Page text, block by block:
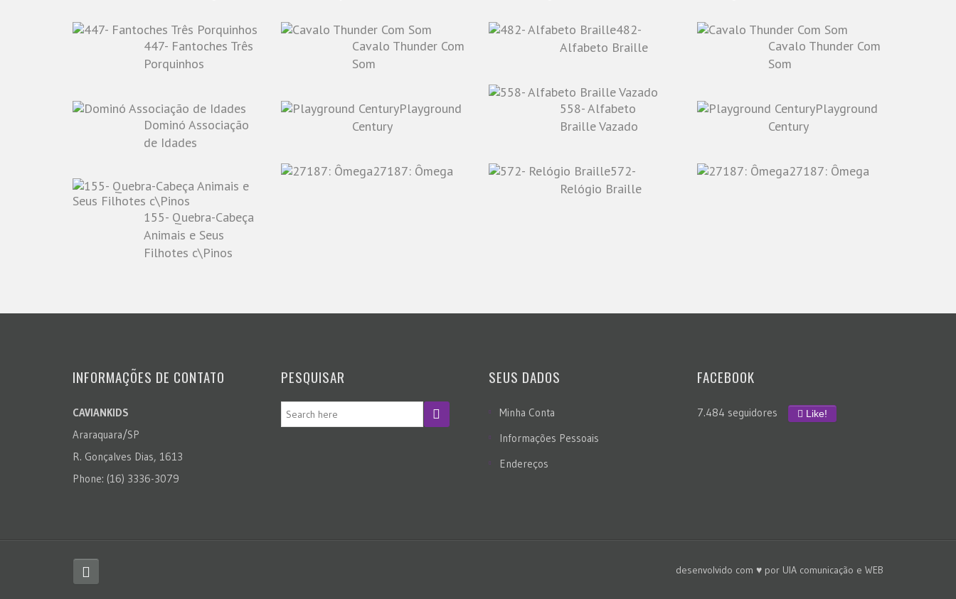
447- Fantoches Três
Porquinhos
Dominó Associação
de Idades
155- Quebra-Cabeça
Animais e Seus
Filhotes c\Pinos
Cavalo Thunder Com
Som
Playground
Century
27187: Ômega
482-
Alfabeto Braille
558- Alfabeto
Braille Vazado
572-
Relógio Braille
Cavalo Thunder Com
Som
Playground
Century
27187: Ômega
INFORMAÇÕES DE CONTATO
CAVIANKIDS
Araraquara/SP
R. Gonçalves Dias, 1613
Phone: (16) 3336-3079
PESQUISAR SEUS DADOS
Minha Conta
Informações Pessoais
Endereços
FACEBOOK
7.484 seguidores Like!
desenvolvido com ♥ por UIA comunicação e WEB